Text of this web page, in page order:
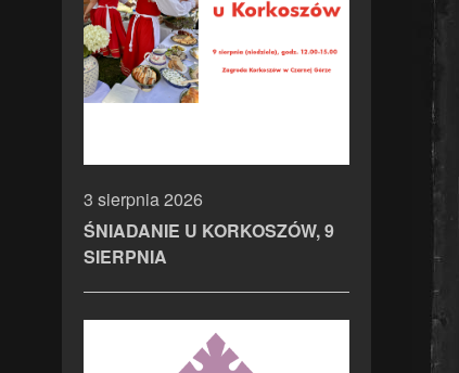
3 sierpnia 2026
ŚNIADANIE U KORKOSZÓW, 9
SIERPNIA